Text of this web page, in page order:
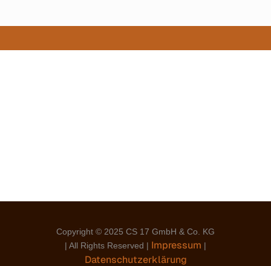
Copyright © 2025 CS 17 GmbH & Co. KG
| All Rights Reserved | Impressum |
Datenschutzerklärung